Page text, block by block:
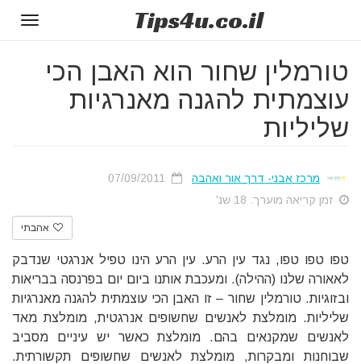
Tips4u.co.il
טורמלין שחור הוא האבן הכי
עוצמתית להגנה מאנרגיות
שליליות
מרכז אבני- דרך אור ואהבה
זמן קריאה מוערך: 18 שנ'
אהבתי
טפו טפו טפו, נגד עין הרע. עין הרע הינו טפיל אנרגטי שנדבק
לאאורה שלנו (ההילה). ומעכבת אותנו ביום יום בפרנסה בבריאות
ובזוגיות. טורמלין שחור – זו האבן הכי עוצמתית להגנה מאנרגיות
שליליות. מומלצת לאנשים שחשופים אנרגטית, מומלצת מאד
לאנשים שמקנאים בהם. מומלצת כאשר יש עיניים מסביב
שבוחנות ומבקרות, מומלצת לאנשים שחשופים תקשורתית.